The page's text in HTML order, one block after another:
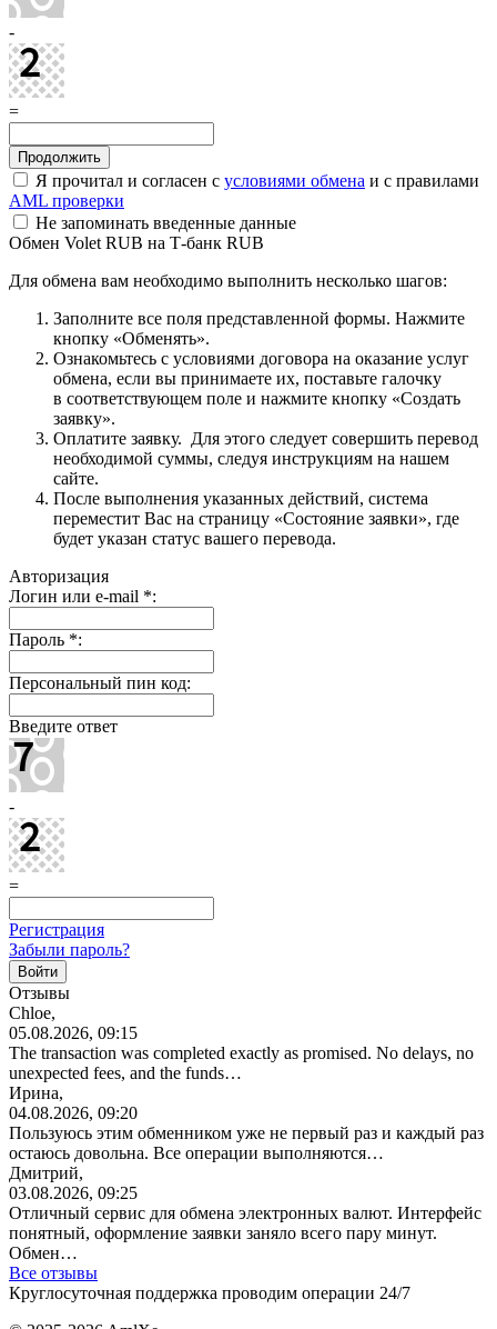
-
=
Я прочитал и согласен с условиями обмена и с правилами
AML проверки
Не запоминать введенные данные
Обмен Volet RUB на Т-банк RUB
Для обмена вам необходимо выполнить несколько шагов:
Заполните все поля представленной формы. Нажмите
кнопку «Обменять».
Ознакомьтесь с условиями договора на оказание услуг
обмена, если вы принимаете их, поставьте галочку
в соответствующем поле и нажмите кнопку «Создать
заявку».
Оплатите заявку. Для этого следует совершить перевод
необходимой суммы, следуя инструкциям на нашем
сайте.
После выполнения указанных действий, система
переместит Вас на страницу «Состояние заявки», где
будет указан статус вашего перевода.
Авторизация
Логин или e-mail *:
Пароль *:
Персональный пин код:
Введите ответ
-
=
Регистрация
Забыли пароль?
Отзывы
Chloe,
05.08.2026, 09:15
The transaction was completed exactly as promised. No delays, no
unexpected fees, and the funds…
Ирина,
04.08.2026, 09:20
Пользуюсь этим обменником уже не первый раз и каждый раз
остаюсь довольна. Все операции выполняются…
Дмитрий,
03.08.2026, 09:25
Отличный сервис для обмена электронных валют. Интерфейс
понятный, оформление заявки заняло всего пару минут.
Обмен…
Все отзывы
Круглосуточная поддержка проводим операции 24/7